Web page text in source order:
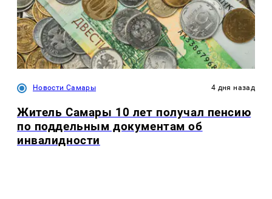
Новости Самары 4 дня назад
Житель Самары 10 лет получал пенсию
по поддельным документам об
инвалидности